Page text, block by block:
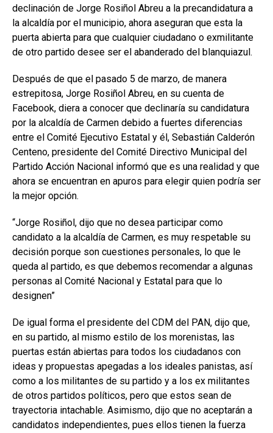
declinación de Jorge Rosiñol Abreu a la precandidatura a
la alcaldía por el municipio, ahora aseguran que esta la
puerta abierta para que cualquier ciudadano o exmilitante
de otro partido desee ser el abanderado del blanquiazul.
Después de que el pasado 5 de marzo, de manera
estrepitosa, Jorge Rosiñol Abreu, en su cuenta de
Facebook, diera a conocer que declinaría su candidatura
por la alcaldía de Carmen debido a fuertes diferencias
entre el Comité Ejecutivo Estatal y él, Sebastián Calderón
Centeno, presidente del Comité Directivo Municipal del
Partido Acción Nacional informó que es una realidad y que
ahora se encuentran en apuros para elegir quien podría ser
la mejor opción.
“Jorge Rosiñol, dijo que no desea participar como
candidato a la alcaldía de Carmen, es muy respetable su
decisión porque son cuestiones personales, lo que le
queda al partido, es que debemos recomendar a algunas
personas al Comité Nacional y Estatal para que lo
designen”
De igual forma el presidente del CDM del PAN, dijo que,
en su partido, al mismo estilo de los morenistas, las
puertas están abiertas para todos los ciudadanos con
ideas y propuestas apegadas a los ideales panistas, así
como a los militantes de su partido y a los ex militantes
de otros partidos políticos, pero que estos sean de
trayectoria intachable. Asimismo, dijo que no aceptarán a
candidatos independientes, pues ellos tienen la fuerza